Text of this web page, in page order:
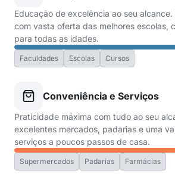
Educação de excelência ao seu
com vasta oferta das melhores escolas,
para todas as idades.
Faculdades Escolas Cursos
Conveniência e Serviços
Praticidade máxima com tudo ao seu
excelentes mercados, padarias e uma
serviços a poucos passos de casa.
Supermercados Padarias Farmácias